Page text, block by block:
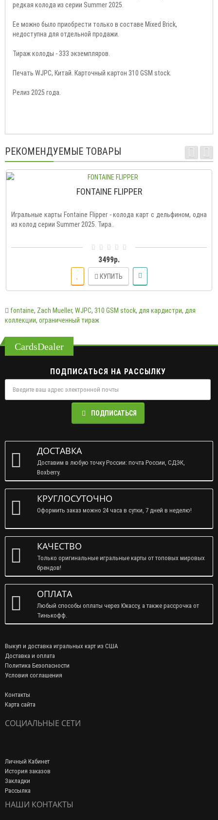
редкая колода из серии Summer 2025.
Ее можно было приобрести только в составе Mixed Brick,
недоступна для отдельной продажи.
Тираж колоды - 333 экземпляров.
Печать WJPC, Китай. Карточный картон 310 GSM stock.
Релиз 2025 года.
РЕКОМЕНДУЕМЫЕ ТОВАРЫ
FONTAINE FLIPPER
Игральные карты Fontaine Flipper - колода карт с дельфином, одна
из колод серии Summer 2025. Тира..
3499р.
КУПИТЬ
fontaine, Zach Mueller, WJPC, 310 GSM stock, для кардистри, для
коллекции, ограниченный тираж
CardsDealer
ПОДПИСАТЬСЯ НА РАССЫЛКУ
ПОДПИСАТЬСЯ
ДОСТАВКА
Доставим в любую точку России: почта России, СДЭК,
Boxberry.
КРУГЛОСУТОЧНО
Оформить заказ можно 24 часа в сутки, 7 дней в неделю!
КАЧЕСТВО
Только оригинальные игральные карты от топовых мировых
брендов!
ОПЛАТА
Любый способы оплаты через Юкассу, а также рассрочка от
Тинькофф.
Выкуп и доставка игральных карт из США
Доставка и оплата
Политика Безопасности
Условия соглашения
Контакты
Карта сайта
СОЦИАЛЬНЫЕ СЕТИ
Личный Кабинет
История заказов
Закладки
Рассылка
НАШИ КОНТАКТЫ